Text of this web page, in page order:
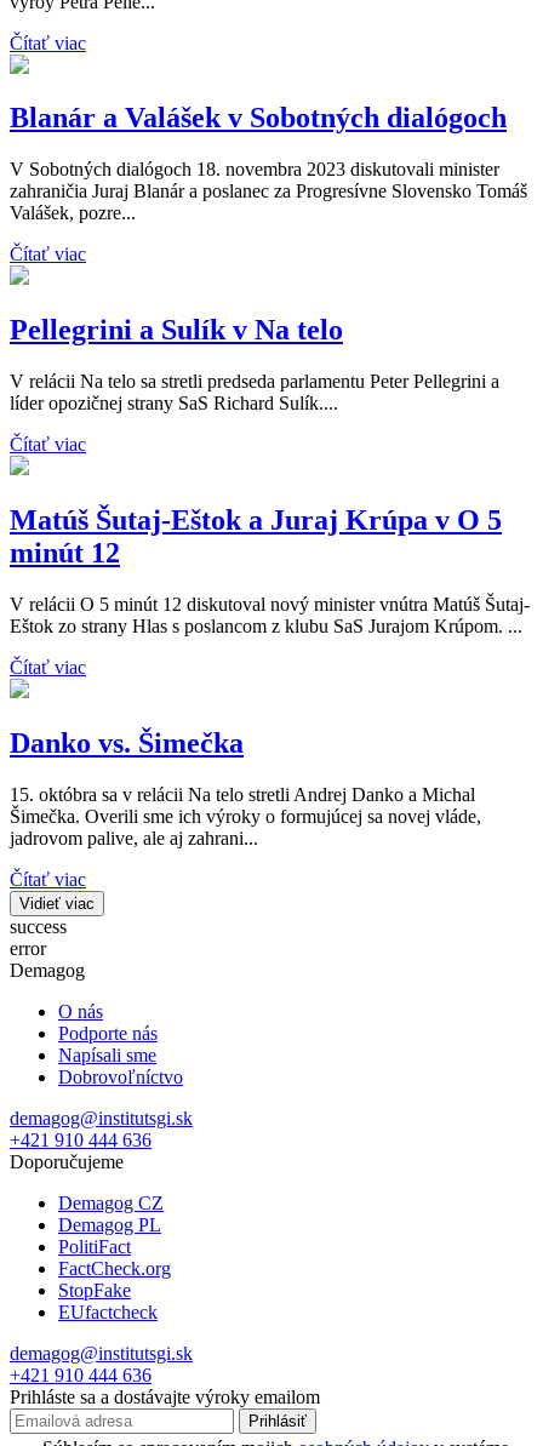
Čítať viac
Blanár a Valášek v Sobotných dialógoch
V Sobotných dialógoch 18. novembra 2023 diskutovali minister
zahraničia Juraj Blanár a poslanec za Progresívne Slovensko Tomáš
Valášek, pozre...
Čítať viac
Pellegrini a Sulík v Na telo
V relácii Na telo sa stretli predseda parlamentu Peter Pellegrini a
líder opozičnej strany SaS Richard Sulík....
Čítať viac
Matúš Šutaj-Eštok a Juraj Krúpa v O 5
minút 12
V relácii O 5 minút 12 diskutoval nový minister vnútra Matúš Šutaj-
Eštok zo strany Hlas s poslancom z klubu SaS Jurajom Krúpom. ...
Čítať viac
Danko vs. Šimečka
15. októbra sa v relácii Na telo stretli Andrej Danko a Michal
Šimečka. Overili sme ich výroky o formujúcej sa novej vláde,
jadrovom palive, ale aj zahrani...
Čítať viac
Vidieť viac
success
error
Demagog
O nás
Podporte nás
Napísali sme
Dobrovoľníctvo
demagog@institutsgi.sk
+421 910 444 636
Doporučujeme
Demagog CZ
Demagog PL
PolitiFact
FactCheck.org
StopFake
EUfactcheck
demagog@institutsgi.sk
+421 910 444 636
Prihláste sa a dostávajte výroky emailom
Prihlásiť